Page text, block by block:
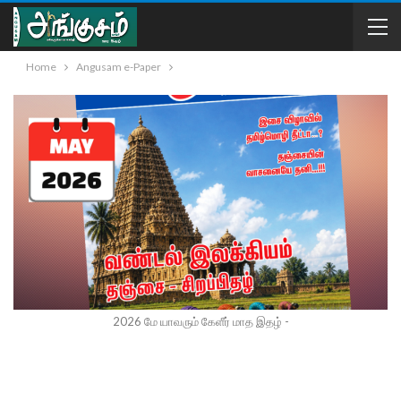
Home Angusam e-Paper
2026 மே யாவரும் கேளீர் மாத இதழ் -